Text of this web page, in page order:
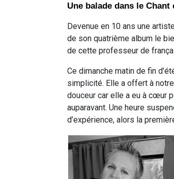
Une balade dans le
Devenue en 10 ans une
de son quatrième album le
de cette professeur de
Ce dimanche matin de fin
simplicité. Elle a offert à
douceur car elle a eu à cœur
auparavant. Une heure
d’expérience, alors la